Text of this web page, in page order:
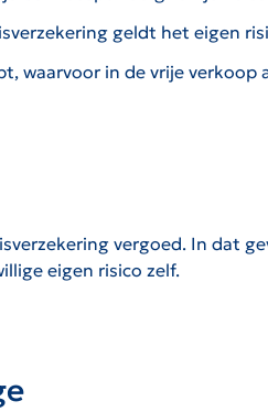
geldt het eigen
waarvoor in de vrije
vergoed. In dat
eigen risico zelf.